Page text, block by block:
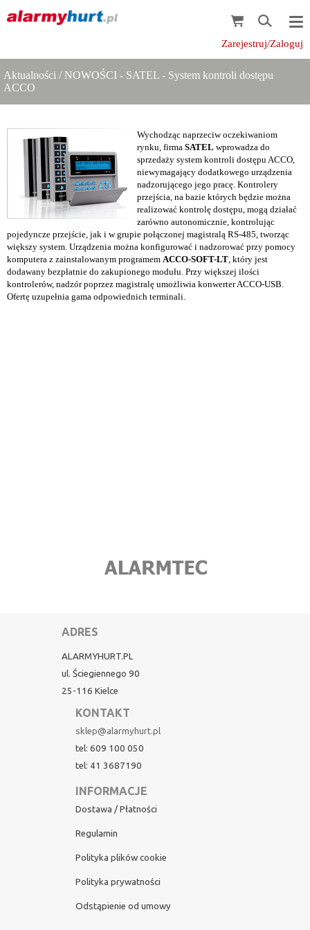
Zarejestruj/Zaloguj
Aktualności / NOWOŚCI - SATEL - System kontroli dostępu
ACCO
Wychodząc naprzeciw oczekiwaniom
rynku, firma SATEL wprowadza do
sprzedaży system kontroli dostępuACCO,
niewymagający dodatkowego urządzenia
nadzorującego jego pracę. Kontrolery
przejścia, na bazie których będzie można
realizować kontrolę dostępu, mogą działać
zarówno autonomicznie, kontrolując
pojedyncze przejście, jak i w grupie połączonej magistralą RS-485, tworząc
większy system. Urządzenia można konfigurować i nadzorować przy pomocy
komputera z zainstalowanym programem ACCO-SOFT-LT, który jest
dodawany bezpłatnie do zakupionego modułu. Przy większej ilości
kontrolerów, nadzór poprzez magistralę umożliwia konwerterACCO-USB.
Ofertę uzupełnia gama odpowiednich terminali.
ADRES
ALARMYHURT.PL
ul. Ściegiennego 90
25-116 Kielce
KONTAKT
sklep@alarmyhurt.pl
tel: 609 100 050
tel: 41 3687190
INFORMACJE
Dostawa / Płatności
Regulamin
Polityka plików cookie
Polityka prywatności
Odstąpienie od umowy